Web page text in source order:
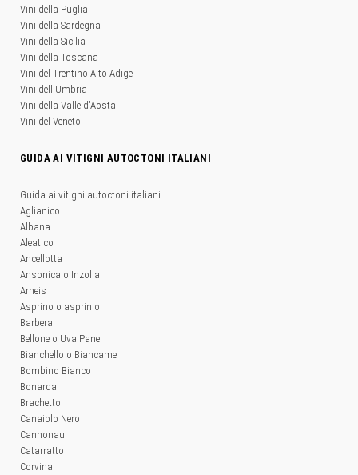
Vini della Puglia
Vini della Sardegna
Vini della Sicilia
Vini della Toscana
Vini del Trentino Alto Adige
Vini dell'Umbria
Vini della Valle d'Aosta
Vini del Veneto
GUIDA AI VITIGNI AUTOCTONI ITALIANI
Guida ai vitigni autoctoni italiani
Aglianico
Albana
Aleatico
Ancellotta
Ansonica o Inzolia
Arneis
Asprino o asprinio
Barbera
Bellone o Uva Pane
Bianchello o Biancame
Bombino Bianco
Bonarda
Brachetto
Canaiolo Nero
Cannonau
Catarratto
Corvina